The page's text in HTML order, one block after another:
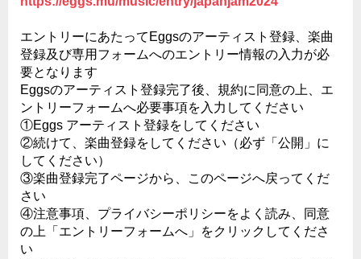
エントリーにあたってEggsのアーティスト登録、楽曲
登録及び専用フォームへのエントリー情報の入力が必
要となります
Eggsのアーティスト登録完了後、規約に同意の上、エ
ントリーフォームへ必要事項を入力してください
①Eggs アーティスト登録をしてください
②続けて、楽曲登録をしてください（必ず「公開」に
してください）
③楽曲登録完了ページから、このページへ戻ってくだ
さい
④注意事項、プライバシーポリシーをよく読み、同意
の上「エントリーフォームへ」をクリックしてくださ
い